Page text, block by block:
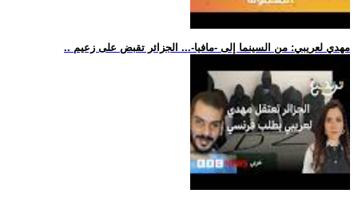
.. مهدي لعريبي: من السينما إلى -مافيا-... الجزائر تقبض على زعيم